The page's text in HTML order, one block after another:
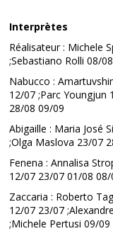
Interprètes
Réalisateur : Michele
;Sebastiano Rolli 08/
Nabucco :
12/07 ;Parc Youngjun
28/08 09/09
Abigaille : Maria José
;Olga Maslova 23/07
Fenena : Annalisa
12/07 23/07 01/08
Zaccaria : Roberto
12/07 23/07
;Michele Pertusi 09/09